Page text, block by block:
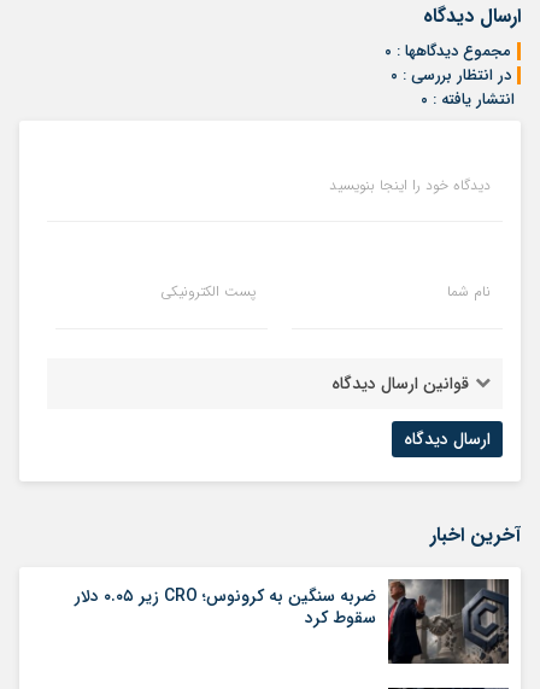
ارسال دیدگاه
مجموع دیدگاهها : ۰
در انتظار بررسی : ۰
انتشار یافته : ۰
دیدگاه خود را اینجا بنویسید
نام شما پست الکترونیکی
قوانین ارسال دیدگاه
آخرین اخبار
ضربه سنگین به کرونوس؛ CRO زیر ۰.۰۵ دلار
سقوط کرد